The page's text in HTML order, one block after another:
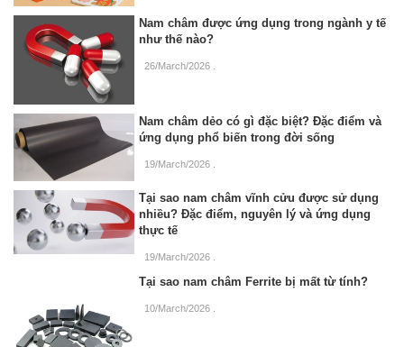
Nam châm được ứng dụng trong ngành y tế
như thế nào?
26/March/2026 .
Nam châm dẻo có gì đặc biệt? Đặc điểm và
ứng dụng phổ biến trong đời sống
19/March/2026 .
Tại sao nam châm vĩnh cửu được sử dụng
nhiều? Đặc điểm, nguyên lý và ứng dụng
thực tế
19/March/2026 .
Tại sao nam châm Ferrite bị mất từ tính?
10/March/2026 .